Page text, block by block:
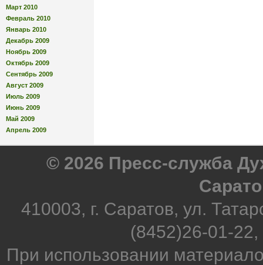
Март 2010
Февраль 2010
Январь 2010
Декабрь 2009
Ноябрь 2009
Октябрь 2009
Сентябрь 2009
Август 2009
Июль 2009
Июнь 2009
Май 2009
Апрель 2009
© 2026 Пресс-служба
410003, г. Саратов, ул.
(8452)26-01-
При использовании